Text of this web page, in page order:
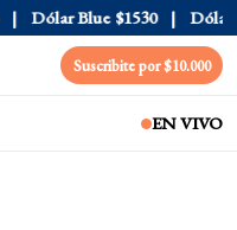
Dólar Blue $1530 Dólar
Suscribite por $10.000
EN VIVO